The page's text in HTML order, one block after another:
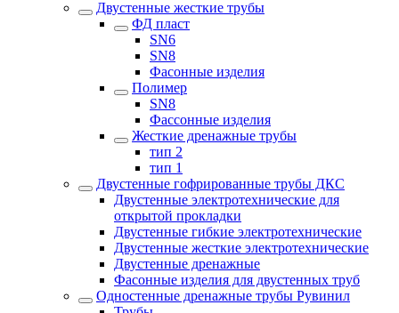
Двустенные жесткие трубы
ФД пласт
SN6
SN8
Фасонные изделия
Полимер
SN8
Фассонные изделия
Жесткие дренажные трубы
тип 2
тип 1
Двустенные гофрированные трубы ДКС
Двустенные электротехнические для
открытой прокладки
Двустенные гибкие электротехнические
Двустенные жесткие электротехнические
Двустенные дренажные
Фасонные изделия для двустенных труб
Одностенные дренажные трубы Рувинил